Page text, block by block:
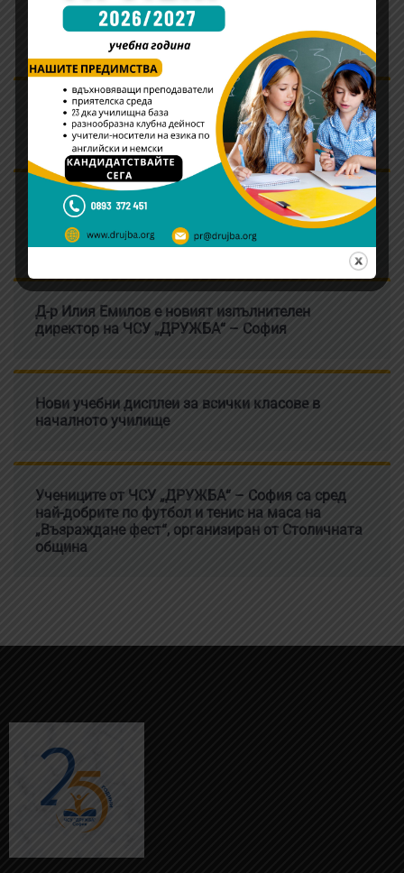
Информация относно родителските срещи и
адаптационните дни в училището
Ръководството на ЧСУ “ДРУЖБА” – София
награди победителите в състезанието Young
Writers Competition
Д-р Илия Емилов е новият изпълнителен
директор на ЧСУ „ДРУЖБА“ – София
Нови учебни дисплеи за всички класове в
началното училище
Учениците от ЧСУ „ДРУЖБА“ – София са сред
най-добрите по футбол и тенис на маса на
„Възраждане фест“, организиран от Столичната
община